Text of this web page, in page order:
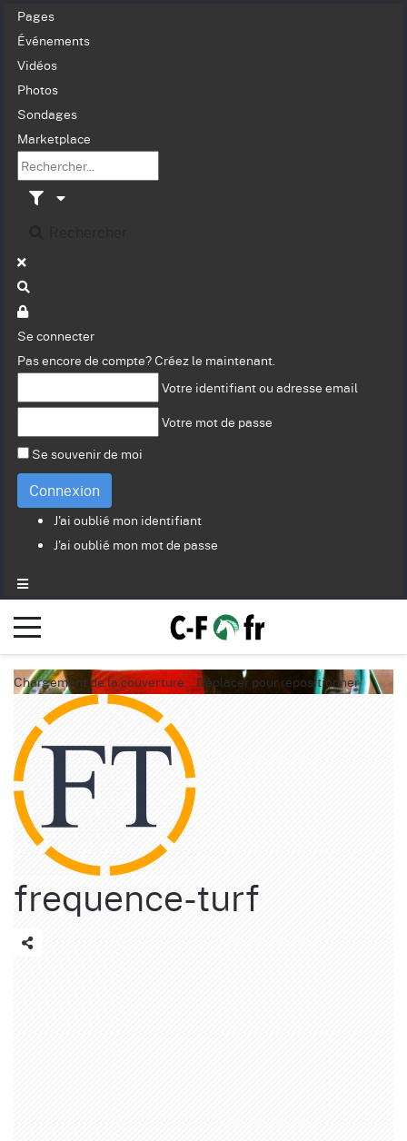
Pages
Événements
Vidéos
Photos
Sondages
Marketplace
Se connecter
Pas encore de compte? Créez le maintenant.
Votre identifiant ou adresse email
Votre mot de passe
Se souvenir de moi
Connexion
J'ai oublié mon identifiant
J'ai oublié mon mot de passe
Chargement de la couverture… Déplacer pour repositionner
frequence-turf